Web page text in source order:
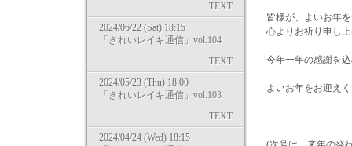
TEXT
2024/06/22 (Sat) 18:15
「きれいレイキ通信」vol.104
TEXT
2024/05/23 (Thu) 18:00
「きれいレイキ通信」vol.103
TEXT
2024/04/24 (Wed) 18:15
皆様が、よいお年
心よりお祈り申し
今年一年の感謝を
よいお年をお迎え